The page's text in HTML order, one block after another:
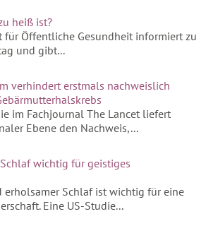
heiß ist?
für Öffentliche Gesundheit informiert zu
und gibt...
verhindert erstmals nachweislich
im Fachjournal The Lancet liefert
Ebene den Nachweis,...
wichtig für geistiges
erholsamer Schlaf ist wichtig für eine
Eine US-Studie...